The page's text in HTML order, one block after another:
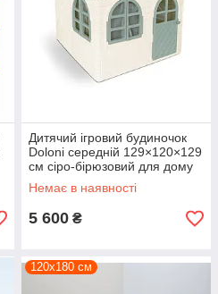
Дитячий ігровий будиночок
Doloni середній 129×120×129
см сіро-бірюзовий для дому
та вулиці
Немає в наявності
5 600 ₴
120х180 см